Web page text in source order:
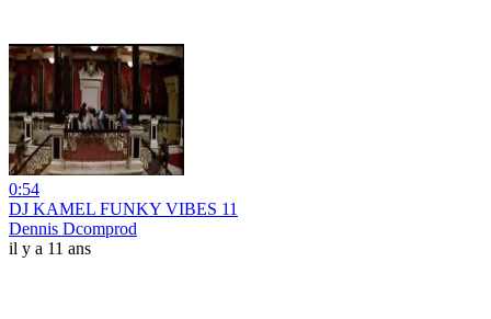
0:54
DJ KAMEL FUNKY VIBES 11
Dennis Dcomprod
il y a 11 ans